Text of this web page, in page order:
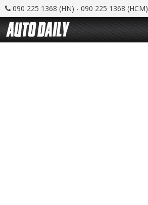
090 225 1368 (HN) - 090 225 1368 (HCM)